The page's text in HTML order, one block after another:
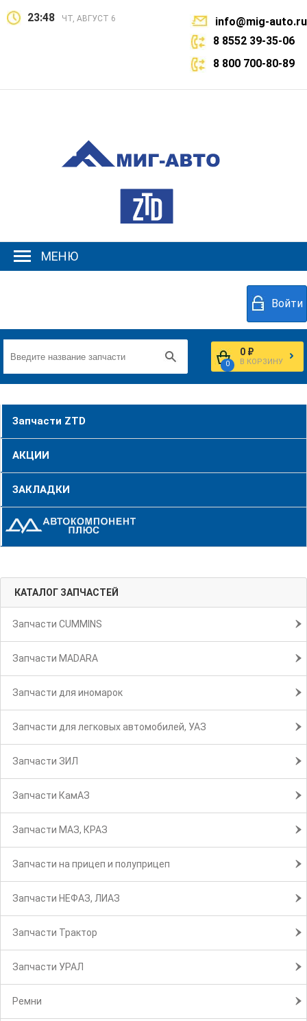
23:48 ЧТ, АВГУСТ 6
info@mig-auto.ru
8 8552 39-35-06
8 800 700-80-89
МЕНЮ
Войти
0
0 ₽
В КОРЗИНУ
Запчасти ZTD
АКЦИИ
ЗАКЛАДКИ
КАТАЛОГ ЗАПЧАСТЕЙ
Запчасти CUMMINS
Запчасти MADARA
Запчасти для иномарок
Запчасти для легковых автомобилей, УАЗ
Запчасти ЗИЛ
Запчасти КамАЗ
Запчасти МАЗ, КРАЗ
Запчасти на прицеп и полуприцеп
Запчасти НЕФАЗ, ЛИАЗ
Запчасти Трактор
Запчасти УРАЛ
Ремни